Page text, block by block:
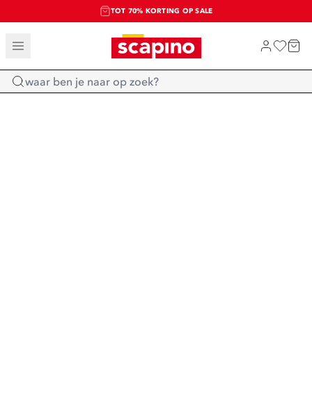
TOT 70% KORTING OP SALE
SALE: LAATSTE KANS!
SHOP NIEUW
Home